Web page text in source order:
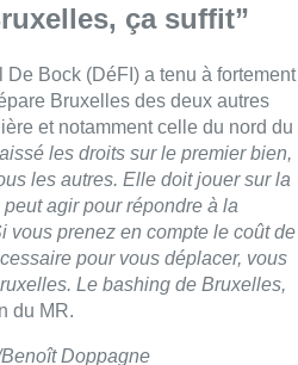
ça suffit”
Bock (DéFI) a tenu à fortement
Bruxelles des deux autres
et notamment celle du nord du
les droits sur le premier bien,
les autres. Elle doit jouer sur la
agir pour répondre à la
vous prenez en compte le coût de
pour vous déplacer, vous
Le bashing de Bruxelles,
du MR.
Doppagne